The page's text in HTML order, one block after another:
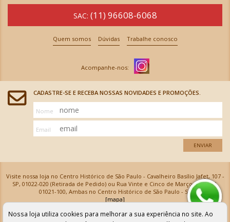
SAC: (11) 96608-6068
Quem somos Dúvidas Trabalhe conosco
CADASTRE-SE E RECEBA NOSSAS NOVIDADES E PROMOÇÕES.
Nome
Email
ENVIAR
Visite nossa loja no Centro Histórico de São Paulo - Cavalheiro Basílio Jafet, 107 -
SP, 01022-020 (Retirada de Pedido) ou Rua Vinte e Cinco de Março, 576 - SP,
01021-100, Ambas no Centro Histórico de São Paulo - SP
[mapa]
Armarinhos Santa Cecília Ltda | CNPJ: 61.069.639/0001-18
Os preços e as condições de pagamento apresentadas na loja virtual não valem para nossa loja física e
Nossa loja utiliza cookies para melhorar a sua experiência no site. Ao